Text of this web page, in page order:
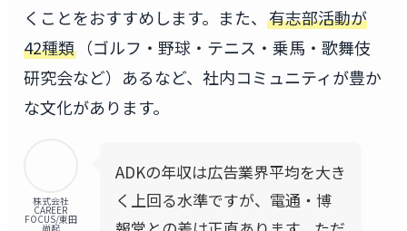
くことをおすすめします。また、 有志部活動が
42種類（ゴルフ・野球・テニス・乗馬・歌舞伎
研究会など）あるなど、社内コミュニティが豊か
な文化があります。
株式会社
CAREER
FOCUS/東田
尚起
ADKの年収は広告業界平均を大き
く上回る水準ですが、電通・博